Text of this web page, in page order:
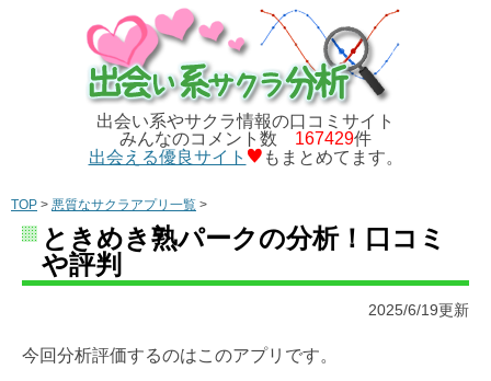
出会い系やサクラ情報の口コミサイト
みんなのコメント数 167429件
出会える優良サイト
もまとめてます。
TOP > 悪質なサクラアプリ一覧 >
ときめき熟パークの分析！口コミ
や評判
2025/6/19更新
今回分析評価するのはこのアプリです。